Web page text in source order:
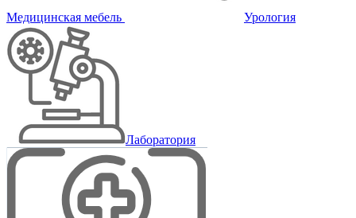
Медицинская мебель Урология
Лаборатория